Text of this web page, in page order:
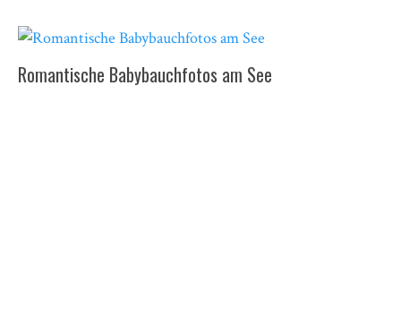
Romantische Babybauchfotos am See